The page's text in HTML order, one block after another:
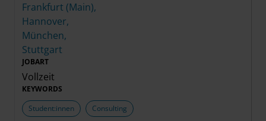
Frankfurt (Main),
Hannover,
München,
Stuttgart
JOBART
Vollzeit
KEYWORDS
Student:innen
Consulting